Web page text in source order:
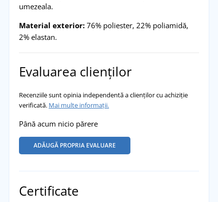
umezeala.
Material exterior:76% poliester, 22% poliamidă,
2% elastan.
Evaluarea clienților
Recenziile sunt opinia independentă a clienților cu achiziție
verificată. Mai multe informații.
Până acum nicio părere
ADĂUGĂ PROPRIA EVALUARE
Certificate